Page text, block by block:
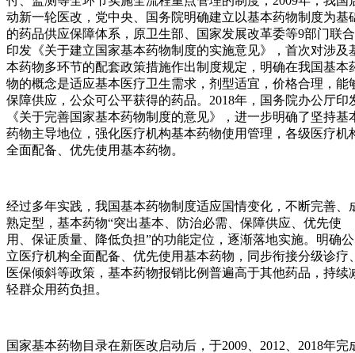
动新一轮医改，党中央、国务院明确建立以基本药物制度为基
的药品供应保障体系，原卫生部、国家发展改革委等9部门联合
印发《关于建立国家基本药物制度的实施意见》，首次对涉及
本药物多环节的配套政策措施作出制度规定，明确在我国基本
物的概念是适应基本医疗卫生需求，剂型适宜，价格合理，能
保障供应，公众可公平获得的药品。2018年，国务院办公厅印
《关于完善国家基本药物制度的意见》，进一步明确了坚持基
药物主导地位，强化医疗机构基本药物使用管理，各级医疗机
全面配备、优先使用基本药物。
经过多年实践，我国基本药物制度适应国情变化，不断完善、
熟定型，基本药物“突出基本、防治必需、保障供应、优先使
用、保证质量、降低负担”的功能定位，逐渐落地实施。明确公
立医疗机构全面配备、优先使用基本药物，同步衔接分级诊疗
医保倾斜等政策，基本药物报销比例普遍高于其他药品，持续
轻群众用药负担。
国家基本药物目录在新医改启动后，于2009、2012、2018年完